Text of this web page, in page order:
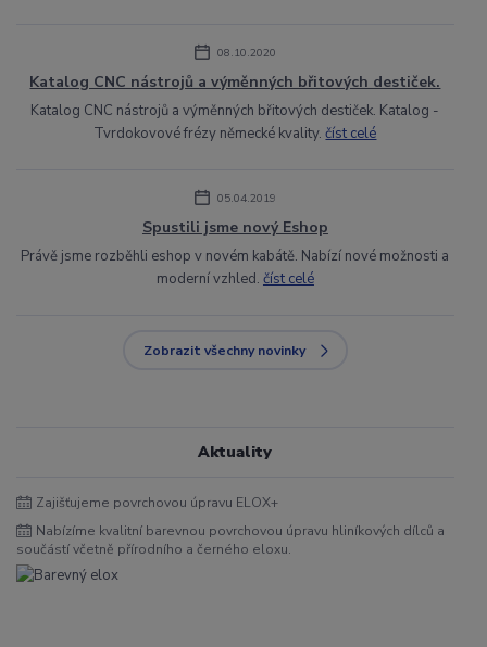
08.10.2020
Katalog CNC nástrojů a výměnných břitových destiček.
Katalog CNC nástrojů a výměnných břitových destiček. Katalog -
Tvrdokovové frézy německé kvality.číst celé
05.04.2019
Spustili jsme nový Eshop
Právě jsme rozběhli eshop v novém kabátě. Nabízí nové možnosti a
moderní vzhled. číst celé
Zobrazit všechny novinky
Aktuality
Zajišťujeme povrchovou úpravu ELOX+
Nabízíme kvalitní barevnou povrchovou úpravu hliníkových dílců a
součástí včetně přírodního a černého eloxu.